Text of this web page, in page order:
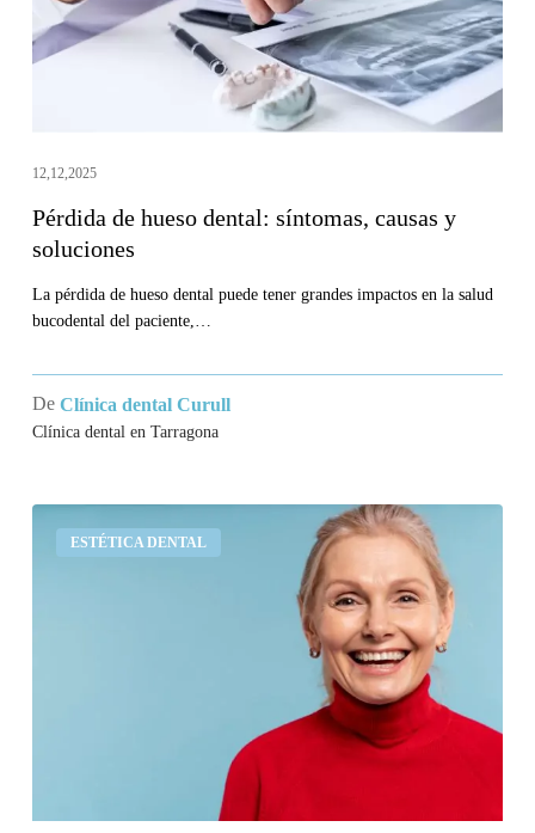
y
soluciones
12,12,2025
Pérdida de hueso dental: síntomas, causas y
soluciones
La pérdida de hueso dental puede tener grandes impactos en la salud
bucodental del paciente,…
De Clínica dental Curull
Clínica dental en Tarragona
ESTÉTICA DENTAL
clínicos